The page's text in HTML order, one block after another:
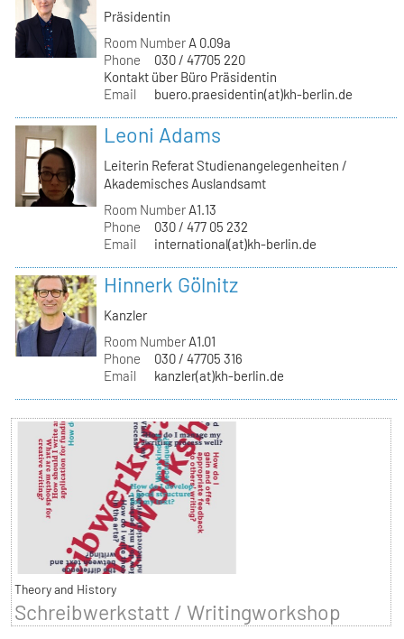
Präsidentin
Room Number A 0.09a
Phone
030 / 47705 220
Kontakt über Büro Präsidentin
Email
buero.praesidentin(at)kh-berlin.de
Leoni Adams
Leiterin Referat Studienangelegenheiten /
Akademisches Auslandsamt
Room Number A1.13
Phone
030 / 477 05 232
Email
international(at)kh-berlin.de
Hinnerk Gölnitz
Kanzler
Room Number A1.01
Phone
030 / 47705 316
Email
kanzler(at)kh-berlin.de
Theory and History
Schreibwerkstatt / Writingworkshop